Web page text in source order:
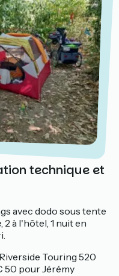
technique et
avec dodo sous tente
2 à l'hôtel, 1 nuit en
Touring 520
50 pour Jérémy